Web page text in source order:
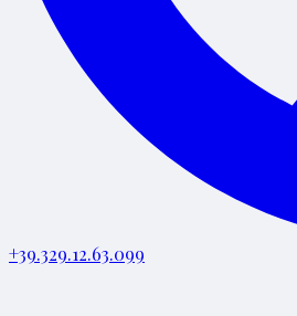
+39.329.12.63.099